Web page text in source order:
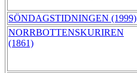
SÖNDAGSTIDNINGEN (1999)
NORRBOTTENSKURIREN
(1861)